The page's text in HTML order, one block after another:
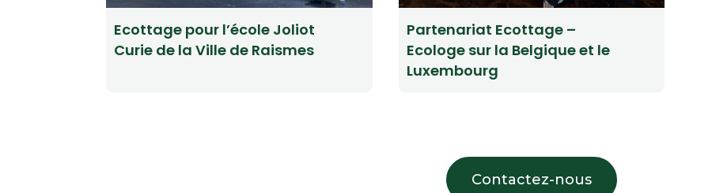
Ecottage pour l’école Joliot
Curie de la Ville de Raismes
Partenariat Ecottage –
Ecologe sur la Belgique et le
Luxembourg
Contactez-nous